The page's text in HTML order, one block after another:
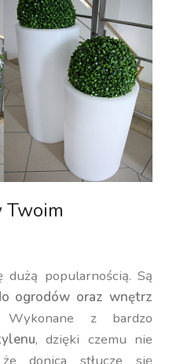
Twoim
dużą popularnością. Są
ogrodów oraz wnętrz
z bardzo
, dzięki czemu nie